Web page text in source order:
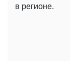
в регионе.